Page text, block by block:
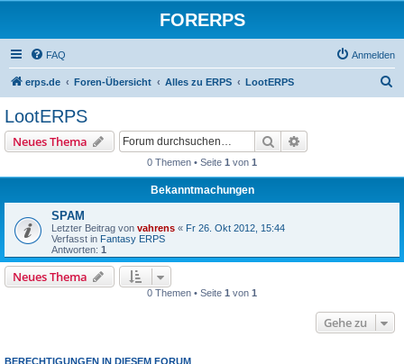
FORERPS
FAQ Anmelden
erps.de Foren-Übersicht Alles zu ERPS LootERPS
LootERPS
Neues Thema Suche
0 Themen • Seite 1 von 1
Bekanntmachungen
SPAM
Letzter Beitrag von vahrens « Fr 26. Okt 2012, 15:44
Verfasst in Fantasy ERPS
Antworten: 1
Neues Thema
0 Themen • Seite 1 von 1
Gehe zu
BERECHTIGUNGEN IN DIESEM FORUM